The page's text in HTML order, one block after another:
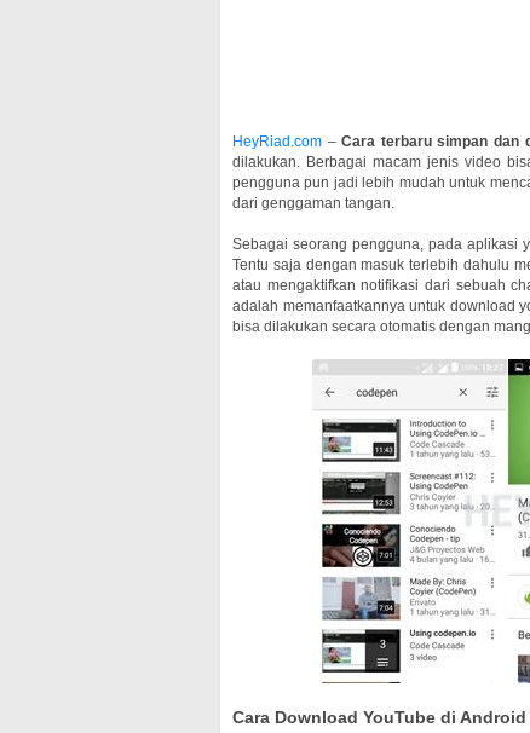
HeyRiad.com –Cara terbaru simpan dan
dilakukan. Berbagai macam jenis video
pengguna pun jadi lebih mudah untuk
dari genggaman tangan.
Sebagai seorang pengguna, pada aplikasi
Tentu saja dengan masuk terlebih dahulu
atau mengaktifkan notifikasi dari sebuah
adalah memanfaatkannya untuk download
bisa dilakukan secara otomatis dengan
Cara Download YouTube di